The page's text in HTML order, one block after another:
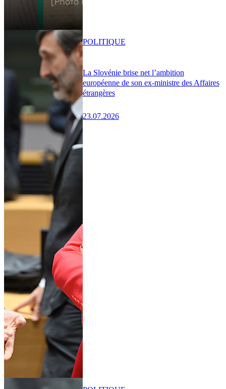
La Slovénie brise net l’ambition
européenne de son ex-ministre des Affaires
étrangères
23.07.2026
POLITIQUE